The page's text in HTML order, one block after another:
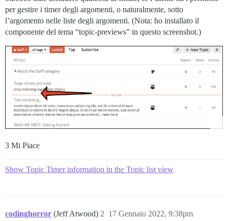
per gestire i timer degli argomenti, o naturalmente, sotto
l’argomento nelle liste degli argomenti. (Nota: ho installato il
componente del tema “topic-previews” in questo screenshot.)
3 Mi Piace
Show Topic Timer information in the Topic list view
codinghorror (Jeff Atwood) 17 Gennaio 2022, 9:38pm
2